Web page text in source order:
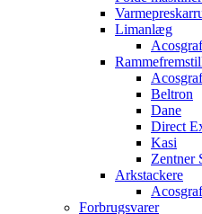
Limanlæg
Acosgraf
Acosgraf
Beltron
Dane
Direct
Kasi
Zentner
Arkstackere
Acosgraf
Forbrugsvarer